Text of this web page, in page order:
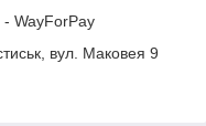
WayForPay
вул. Маковея 9